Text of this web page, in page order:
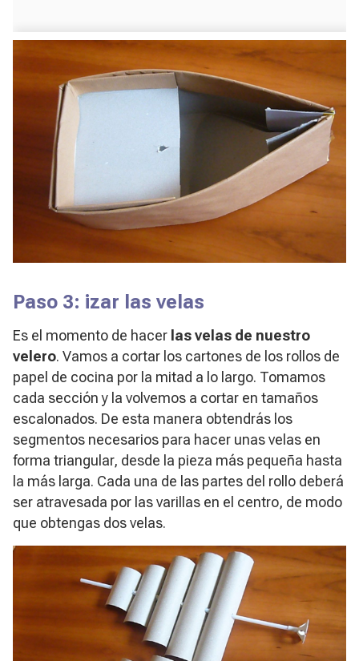
Paso 3: izar las velas
Es el momento de hacer las velas de nuestro
velero. Vamos a cortar los cartones de los rollos de
papel de cocina por la mitad a lo largo. Tomamos
cada sección y la volvemos a cortar en tamaños
escalonados. De esta manera obtendrás los
segmentos necesarios para hacer unas velas en
forma triangular, desde la pieza más pequeña hasta
la más larga. Cada una de las partes del rollo deberá
ser atravesada por las varillas en el centro, de modo
que obtengas dos velas.